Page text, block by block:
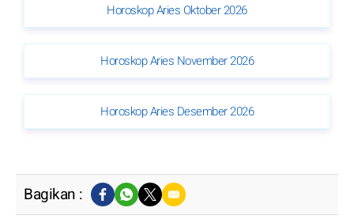
Horoskop Aries Oktober 2026
Horoskop Aries November 2026
Horoskop Aries Desember 2026
Bagikan :